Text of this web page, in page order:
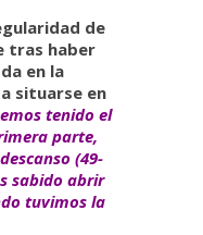
de
tras haber
en la
situarse en
tenido el
parte,
(49-
sabido abrir
tuvimos la